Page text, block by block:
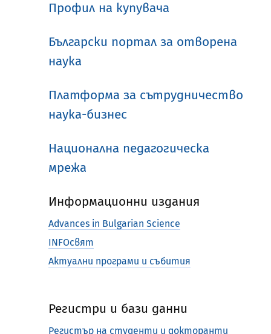
Профил на купувача
Български портал за отворена
наука
Платформа за сътрудничество
наука-бизнес
Национална педагогическа
мрежа
Информационни издания
Advances in Bulgarian Science
INFOсвят
Актуални програми и събития
Регистри и бази данни
Регистър на студенти и докторанти